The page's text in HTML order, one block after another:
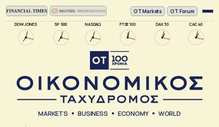
DOW JONES SP 500 NASDAQ FTSE 100 DAX 30 CAC 40
ΟΤ Markets OT Forum
MARKETS BUSINESS ECONOMY WORLD